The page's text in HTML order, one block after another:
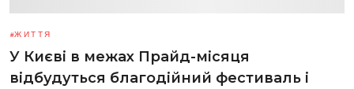
ЖИТТЯ
У Києві в межах Прайд-місяця
відбудуться благодійний фестиваль і